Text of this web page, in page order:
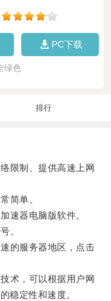
PC下载
绿色
排行
限制、提供高速上网
简单。
器电脑版软件。
。
的服务器地区，点击
术，可以根据用户网
稳定性和速度。